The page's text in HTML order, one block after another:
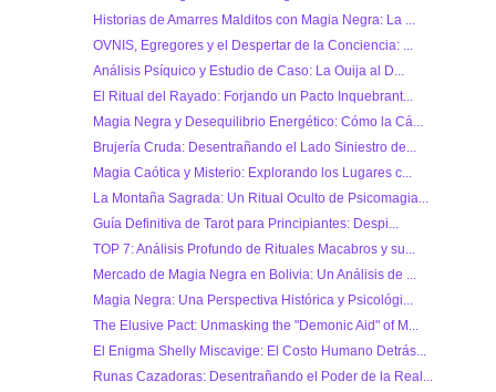
Historias de Amarres Malditos con Magia Negra: La ...
OVNIS, Egregores y el Despertar de la Conciencia: ...
Análisis Psíquico y Estudio de Caso: La Ouija al D...
El Ritual del Rayado: Forjando un Pacto Inquebrant...
Magia Negra y Desequilibrio Energético: Cómo la Cá...
Brujería Cruda: Desentrañando el Lado Siniestro de...
Magia Caótica y Misterio: Explorando los Lugares c...
La Montaña Sagrada: Un Ritual Oculto de Psicomagia...
Guía Definitiva de Tarot para Principiantes: Despi...
TOP 7: Análisis Profundo de Rituales Macabros y su...
Mercado de Magia Negra en Bolivia: Un Análisis de ...
Magia Negra: Una Perspectiva Histórica y Psicológi...
The Elusive Pact: Unmasking the "Demonic Aid" of M...
El Enigma Shelly Miscavige: El Costo Humano Detrás...
Runas Cazadoras: Desentrañando el Poder de la Real...